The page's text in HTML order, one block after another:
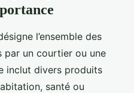
l’ensemble des
par un courtier ou une
inclut divers produits
santé ou